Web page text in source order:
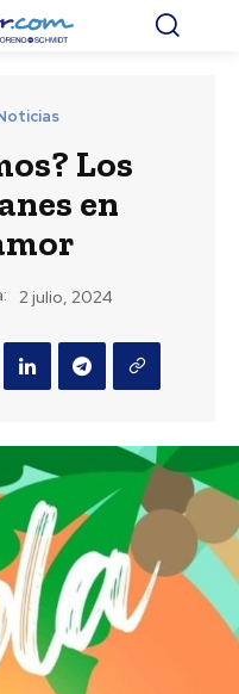
Los
en
2 julio, 2024